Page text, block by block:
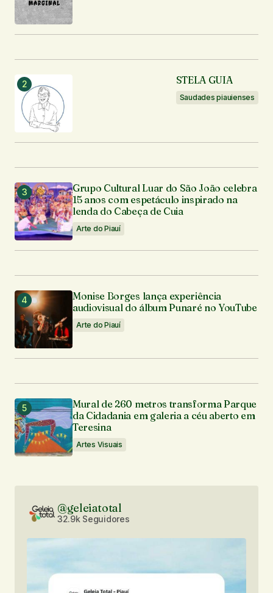
Seu nome*
Seu e-mail
Enviar comentário
STELA GUIA
Saudades piauienses
Grupo Cultural Luar do São João celebra
15 anos com espetáculo inspirado na
lenda do Cabeça de Cuia
Arte do Piauí
Monise Borges lança experiência
audiovisual do álbum Punaré no YouTube
Arte do Piauí
Mural de 260 metros transforma Parque
da Cidadania em galeria a céu aberto em
Teresina
Artes Visuais
@geleiatotal
32.9k Seguidores